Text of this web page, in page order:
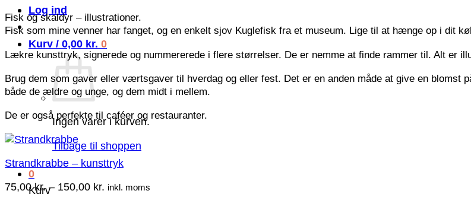
Log ind
Kurv / 0,00 kr. 0
Ingen varer i kurven.
Tilbage til shoppen
0
Kurv
Fisk og skaldyr – illustrationer.
Fisk som mine venner har fanget, og en enkelt sjov Kuglefisk fra et museum. Lige til at hænge op i dit
Lækre kunsttryk, signerede og nummererede i flere størrelser. De er nemme at finde rammer til. Alt er
Brug dem som gaver eller værtsgaver til hverdag og eller fest. Det er en anden måde at give en
både de ældre og unge, og dem midt i mellem.
De er også perfekte til caféer og restauranter.
Strandkrabbe – kunsttryk
75,00kr. – 150,00 kr. Prisinterval:
inkl. moms